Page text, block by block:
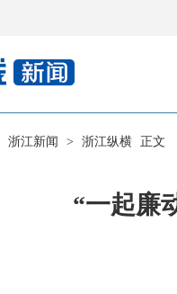
浙江新闻 > 浙江纵横 正文
“一起廉